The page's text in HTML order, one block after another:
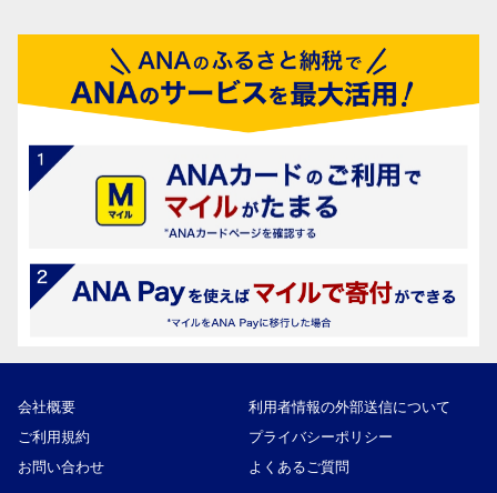
会社概要
利用者情報の外部送信について
ご利用規約
プライバシーポリシー
お問い合わせ
よくあるご質問